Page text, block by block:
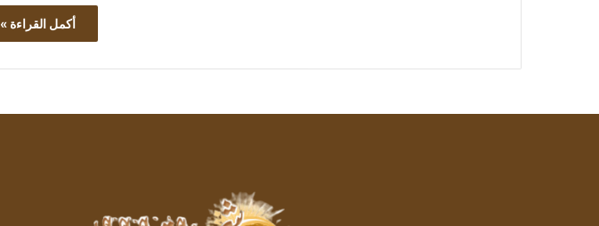
أكمل القراءة »